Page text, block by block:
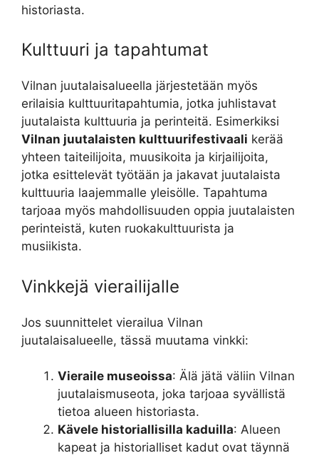
historiasta.
Kulttuuri ja tapahtumat
Vilnan juutalaisalueella järjestetään myös
erilaisia kulttuuritapahtumia, jotka juhlistavat
juutalaista kulttuuria ja perinteitä. Esimerkiksi
Vilnan juutalaisten kulttuurifestivaali kerää
yhteen taiteilijoita, muusikoita ja kirjailijoita,
jotka esittelevät työtään ja jakavat juutalaista
kulttuuria laajemmalle yleisölle. Tapahtuma
tarjoaa myös mahdollisuuden oppia juutalaisten
perinteistä, kuten ruokakulttuurista ja
musiikista.
Vinkkejä vierailijalle
Jos suunnittelet vierailua Vilnan
juutalaisalueelle, tässä muutama vinkki:
Vieraile museoissa: Älä jätä väliin Vilnan
juutalaismuseota, joka tarjoaa syvällistä
tietoa alueen historiasta.
Kävele historiallisilla kaduilla: Alueen
kapeat ja historialliset kadut ovat täynnä